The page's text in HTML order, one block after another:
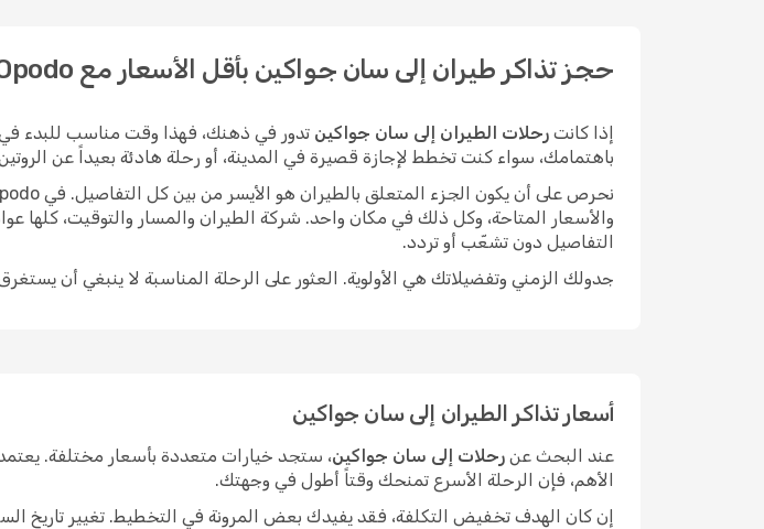
حجز تذاكر طيران إلى سان جواكين بأقل الأسعار مع Opodo
إذا كانت رحلات الطيران إلى سان جواكين تدور في ذهنك، فهذا وقت مناسب للبدء في
باهتمامك، سواء كنت تخطط لإجازة قصيرة في المدينة، أو رحلة هادئة بعيداً عن
نحرص على أن يكون الجزء المتعلق بالطيران هو الأيسر من بين كل التفاصيل. في Opodo، يمكنك
والأسعار المتاحة، وكل ذلك في مكان واحد. شركة الطيران والمسار والتوقيت،
التفاصيل دون تشعّب أو تردد.
جدولك الزمني وتفضيلاتك هي الأولوية. العثور على الرحلة المناسبة لا ينبغي أن
أسعار تذاكر الطيران إلى سان جواكين
عند البحث عن رحلات إلى سان جواكين، ستجد خيارات متعددة بأسعار مختلفة.
الأهم، فإن الرحلة الأسرع تمنحك وقتاً أطول في وجهتك.
إن كان الهدف تخفيض التكلفة، فقد يفيدك بعض المرونة في التخطيط. تغيير تاريخ